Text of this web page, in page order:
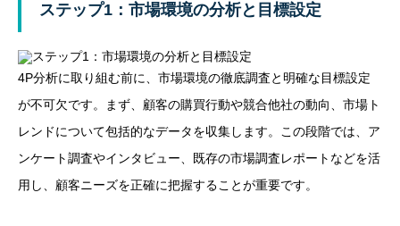
ステップ1：市場環境の分析と目標設定
4P分析に取り組む前に、市場環境の徹底調査と明確な目標設定
が不可欠です。まず、顧客の購買行動や競合他社の動向、市場ト
レンドについて包括的なデータを収集します。この段階では、ア
ンケート調査やインタビュー、既存の市場調査レポートなどを活
用し、顧客ニーズを正確に把握することが重要です。